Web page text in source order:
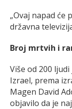
„Ovaj napad će
državna
Broj mrtvih i
Više od 200
Izrael, prema
Magen David
objavilo da je